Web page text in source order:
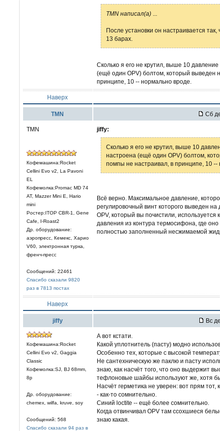
TMN написал(а)
После установки он настраивается
13 барах.
Сколько я его не крутил, выше 10
(ещё один OPV) болтом, который выведен
принципе, 10 -- нормально вроде.
Наверх
TMN Сб
TMN
Кофемашина:Rocket
Cellini Evo v2, La Pavoni
EL
Кофемолка:Promac MD 74
AT, Mazzer Mini E, Hario
mini
Ростер:ITOP CBR-1, Gene
Cafe, I-Roast2
Др. оборудование:
аэропресс, Кемекс, Харио
V60, электронная турка,
френч-пресс
Сообщений: 22461
Спасибо сказали 9820
раз в 7813 постах
jiffy:
Сколько я его не крутил, выше 10
настроена (ещё один OPV) болтом,
помпы не настраивал, в принципе, 10 --
Всё верно. Максимальное давление,
регулировочный винт которого выведен на
OPV, который вы почистили,
давления из контура термосифона, где
полностью заполненный несжимаемой
Наверх
jiffy Вс
Кофемашина:Rocket
Cellini Evo v2, Gaggia
Classic
Кофемолка:SJ, BJ 68mm,
8р
Др. оборудование:
chemex, wilfa, kruve, soy
Сообщений: 568
Спасибо сказали 94 раз в
А вот кстати.
Какой уплотнитель (пасту) модно
Особенно тех, которые с высокой
Не сантехническую же паклю и пасту
знаю, как насчёт того, что оно выдержит
тефлоновые шайбы используют же, хотя
Насчёт герметика не уверен: вот прям
- как-то сомнительно.
Синий loctite -- ещё более сомнительно.
Когда отвинчивал OPV там ссохшиеся
знаю какая.